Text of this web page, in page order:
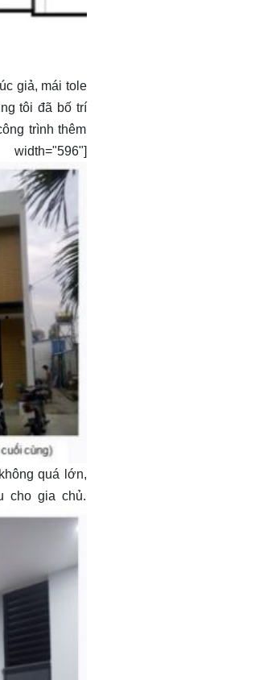
giả, mái tole
tôi đã bố trí
trình thêm
quá lớn,
cho gia chủ.